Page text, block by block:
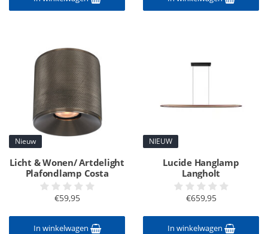
Nieuw
Licht & Wonen/ Artdelight
Plafondlamp Costa
€59,95
In winkelwagen
NIEUW
Lucide Hanglamp
Langholt
€659,95
In winkelwagen